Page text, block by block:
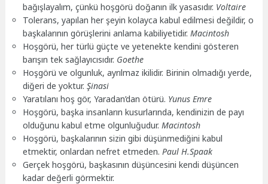
bağışlayalım, çünkü hoşgörü doğanın ilk yasasıdır. Voltaire
Tolerans, yapılan her şeyin kolayca kabul edilmesi değildir, o
başkalarının görüşlerini anlama kabiliyetidir. Macintosh
Hoşgörü, her türlü güçte ve yetenekte kendini gösteren
barışın tek sağlayıcısıdır. Goethe
Hoşgörü ve olgunluk, ayrılmaz ikilidir. Birinin olmadığı yerde,
diğeri de yoktur.Şinasi
Yaratılanı hoş gör, Yaradan’dan ötürü. Yunus Emre
Hoşgörü, başka insanların kusurlarında, kendinizin de payı
olduğunu kabul etme olgunluğudur. Macintosh
Hoşgörü, başkalarının sizin gibi düşünmediğini kabul
etmektir, onlardan nefret etmeden. Paul H.Spaak
Gerçek hoşgörü, başkasının düşüncesini kendi düşüncen
kadar değerli görmektir.